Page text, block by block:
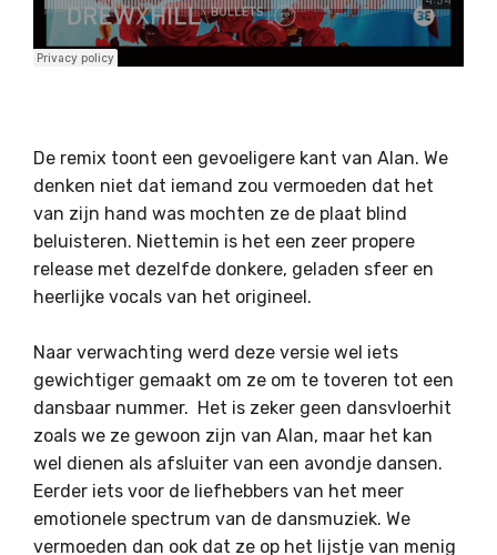
De remix toont een gevoeligere kant van Alan. We
denken niet dat iemand zou vermoeden dat het
van zijn hand was mochten ze de plaat blind
beluisteren. Niettemin is het een zeer propere
release met dezelfde donkere, geladen sfeer en
heerlijke vocals van het origineel.
Naar verwachting werd deze versie wel iets
gewichtiger gemaakt om ze om te toveren tot een
dansbaar nummer. Het is zeker geen dansvloerhit
zoals we ze gewoon zijn van Alan, maar het kan
wel dienen als afsluiter van een avondje dansen.
Eerder iets voor de liefhebbers van het meer
emotionele spectrum van de dansmuziek. We
vermoeden dan ook dat ze op het lijstje van menig